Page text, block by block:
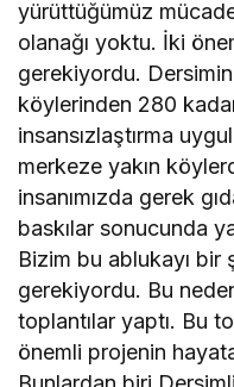
yürüttüğümüz
olanağı yoktu. İki
gerekiyordu.
köylerinden 280
insansızlaştırma
merkeze yakın
insanımızda gerek
baskılar sonucunda
Bizim bu ablukayı bir
gerekiyordu. Bu
toplantılar yaptı. Bu
önemli projenin